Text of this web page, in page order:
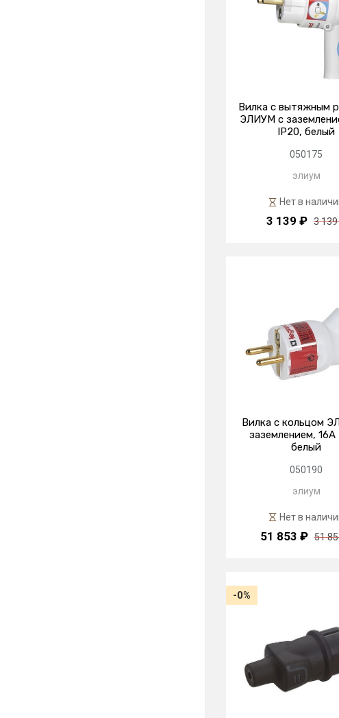
Вилка с вытяжным
ЭЛИУМ с
IP20, белый
050175
элиум
Нет в
3 139 ₽ 3
Вилка с кольцом
заземлением, 16А
белый
050190
элиум
Нет в
51 853 ₽ 51
-0%